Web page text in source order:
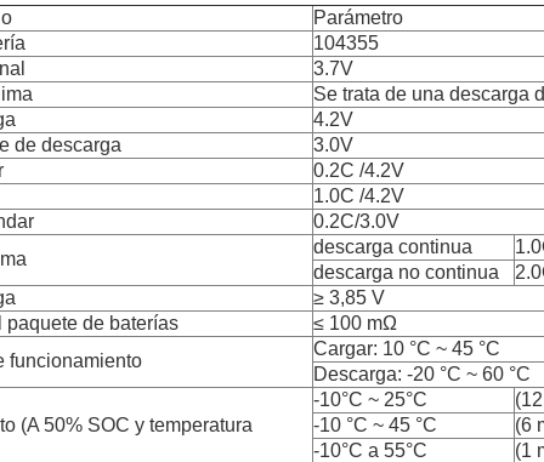
Parámetro
104355
3.7V
Se trata de una descarga
4.2V
de descarga
3.0V
0.2C /4.2V
1.0C /4.2V
0.2C/3.0V
descarga continua
descarga no continua
≥ 3,85 V
paquete de baterías
≤ 100 mΩ
funcionamiento
Cargar: 10 °C ~ 45 °C
Descarga: -20 °C ~ 60 °C
(A 50% SOC y temperatura
-10°C ~ 25°C
-10 °C ~ 45 °C
(6
-10°C a 55°C
(1